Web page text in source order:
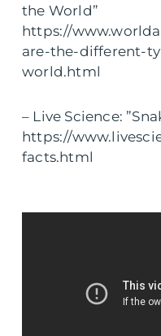
the World”
https://
are-the-different-
world.html
– Live Science:
https://
facts.html